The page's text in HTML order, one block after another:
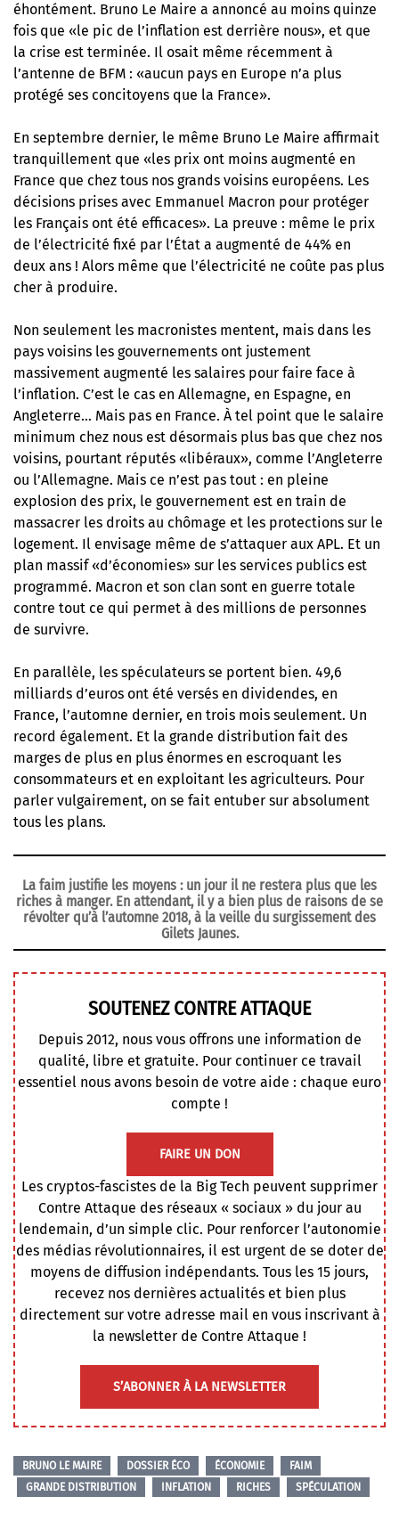
éhontément. Bruno Le Maire a annoncé au moins quinze
fois que «le pic de l’inflation est derrière nous», et que
la crise est terminée. Il osait même récemment à
l’antenne de BFM : «aucun pays en Europe n’a plus
protégé ses concitoyens que la France».
En septembre dernier, le même Bruno Le Maire affirmait
tranquillement que «les prix ont moins augmenté en
France que chez tous nos grands voisins européens. Les
décisions prises avec Emmanuel Macron pour protéger
les Français ont été efficaces». La preuve : même le prix
de l’électricité fixé par l’État a augmenté de 44% en
deux ans ! Alors même que l’électricité ne coûte pas plus
cher à produire.
Non seulement les macronistes mentent, mais dans les
pays voisins les gouvernements ont justement
massivement augmenté les salaires pour faire face à
l’inflation. C’est le cas en Allemagne, en Espagne, en
Angleterre… Mais pas en France. À tel point que le salaire
minimum chez nous est désormais plus bas que chez nos
voisins, pourtant réputés «libéraux», comme l’Angleterre
ou l’Allemagne. Mais ce n’est pas tout : en pleine
explosion des prix, le gouvernement est en train de
massacrer les droits au chômage et les protections sur le
logement. Il envisage même de s’attaquer aux APL. Et un
plan massif «d’économies» sur les services publics est
programmé. Macron et son clan sont en guerre totale
contre tout ce qui permet à des millions de personnes
de survivre.
En parallèle, les spéculateurs se portent bien. 49,6
milliards d’euros ont été versés en dividendes, en
France, l’automne dernier, en trois mois seulement. Un
record également. Et la grande distribution fait des
marges de plus en plus énormes en escroquant les
consommateurs et en exploitant les agriculteurs. Pour
parler vulgairement, on se fait entuber sur absolument
tous les plans.
La faim justifie les moyens : un jour il ne restera plus que les
riches à manger. En attendant, il y a bien plus de raisons de se
révolter qu’à l’automne 2018, à la veille du surgissement des
Gilets Jaunes.
SOUTENEZ CONTRE ATTAQUE
Depuis 2012, nous vous offrons une information de
qualité, libre et gratuite. Pour continuer ce travail
essentiel nous avons besoin de votre aide : chaque euro
compte !
FAIRE UN DON
Les cryptos-fascistes de la Big Tech peuvent supprimer
Contre Attaque des réseaux « sociaux » du jour au
lendemain, d’un simple clic. Pour renforcer l’autonomie
des médias révolutionnaires, il est urgent de se doter de
moyens de diffusion indépendants. Tous les 15 jours,
recevez nos dernières actualités et bien plus
directement sur votre adresse mail en vous inscrivant à
la newsletter de Contre Attaque !
S’ABONNER À LA NEWSLETTER
BRUNO LE MAIRE DOSSIER ÉCO ÉCONOMIE
FAIM
GRANDE DISTRIBUTION
INFLATION RICHES SPÉCULATION